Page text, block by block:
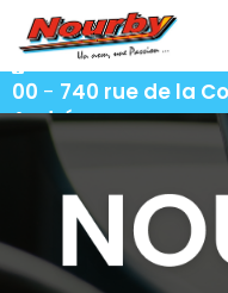
contenu
principal
06 92 92 25 51-06
00 - 740 rue de la
André